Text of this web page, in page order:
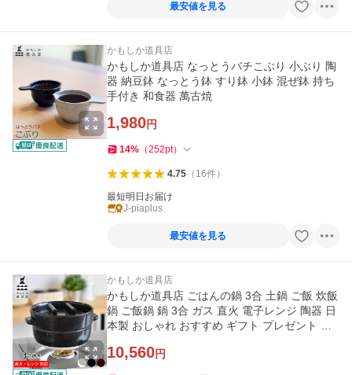
最安値を見る
かもしか道具店
かもしか道具店 なっとうバチこぶり 小ぶり 陶
器 納豆鉢 なっとう鉢 すり鉢 小鉢 混ぜ鉢 持ち
手付き 和食器 萬古焼
1,980円
14% （252pt）
4.75（ 16件）
最短明日お届け
J-piaplus
最安値を見る
かもしか道具店
かもしか道具店 ごはんの鍋 3合 土鍋 ご飯 炊飯
鍋 ご飯鍋 鍋 3合 ガス 直火 電子レンジ 陶器 日
本製 おしゃれ おすすめ ギフト プレゼント 便
10,560円